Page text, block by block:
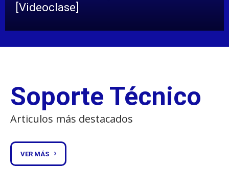
[Videoclase]
Soporte Técnico
Articulos más destacados
VER MÁS